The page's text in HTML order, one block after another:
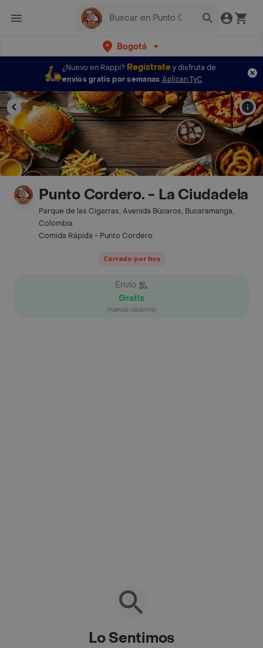
Bogotá
¿Nuevo en Rappi? Regístratey disfruta de
envíos gratis por semanas Aplican TyC
Punto Cordero. - La Ciudadela
Parque de las Cigarras, Avenida Búcaros, Bucaramanga,
Colombia
Comida Rápida - Punto Cordero.
Cerrado por hoy
Envío
Gratis
(nuevos usuarios)
Lo Sentimos